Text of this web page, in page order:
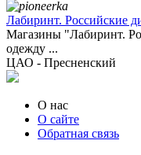
Лабиринт. Российские
Магазины "Лабиринт.
одежду ...
ЦАО - Пресненский
О нас
О сайте
Обратная связь